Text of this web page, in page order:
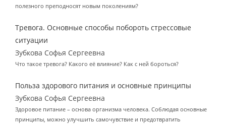
полезного преподносят новым поколениям?
Тревога. Основные способы побороть стрессовые
ситуации
Зубкова Софья Сергеевна
Что такое тревога? Какого её влияние? Как с ней бороться?
Польза здорового питания и основные принципы
Зубкова Софья Сергеевна
Здоровое питание – основа организма человека. Соблюдая основные
принципы, можно улучшить самочувствие и предотвратить